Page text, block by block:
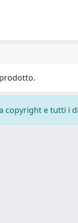
copyright e tutti i